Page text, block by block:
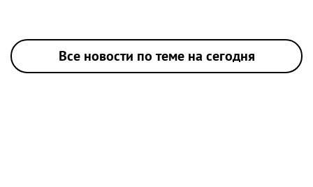
Все новости по теме на сегодня